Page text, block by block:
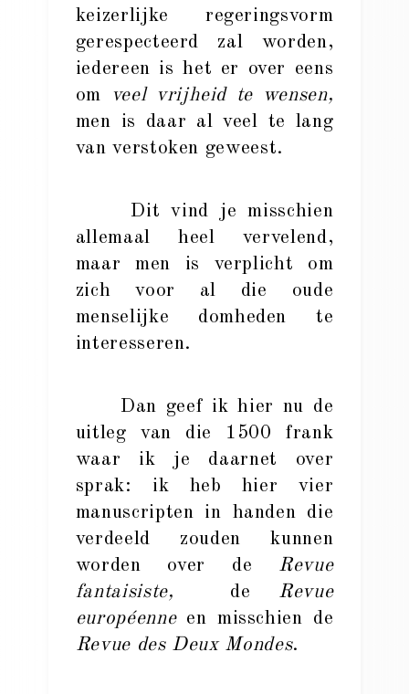
keizerlijke regeringsvorm
gerespecteerd zal worden,
iedereen is het er over eens
om
veel vrijheid te wensen,
men is daar al veel te lang
van verstoken geweest.
Dit vind je misschien
allemaal heel vervelend,
maar men is verplicht om
zich voor al die oude
menselijke domheden te
interesseren.
Dan geef ik hier nu de
uitleg van die 1500 frank
waar ik je daarnet over
sprak: ik heb hier vier
manuscripten in handen die
verdeeld zouden kunnen
worden over de Revue
fantaisiste,
de Revue
européenneen misschien de
Revue des Deux Mondes.